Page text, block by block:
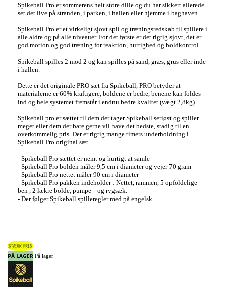
Spikeball Pro er sommerens helt store dille og du har sikkert allerede
set det live på stranden, i parken, i hallen eller hjemme i baghaven.
Spikeball Pro er et virkeligt sjovt spil og træningsredskab til spillere i
alle aldre og på alle niveauer. For det første er det rigtig sjovt, det er
god motion og god træning for reaktion, hurtighed og boldkontrol.
Spikeball spilles 2 mod 2 og kan spilles på sand, græs, grus eller inde
i hallen.
Dette er det originale PRO sæt fra Spikeball, PRO betyder at
materialerne er 60% kraftigere, boldene er bedre, benene kan foldes
ind og hele systemet fremstår i endnu bedre kvalitet (vægt 2,8kg).
Spikeball pro er sættet til dem der tager Spikeball seriøst og spiller
meget eller dem der bare gerne vil have det bedste, stadig til en
overkommelig pris. Der er rigtig mange timers underholdning i
Spikeball Pro original sæt .
- Spikeball Pro sættet er nemt og hurtigt at samle
- Spikeball Pro bolden måler 9,5 cm i diameter og vejer 70 gram
- Spikeball Pro nettet måler 90 cm i diameter
- Spikeball Pro pakken indeholder : Nettet, rammen, 5 opfoldelige
ben , 2 lækre bolde, pumpe og rygsæk.
- Der følger Spikeball spilleregler med på engelsk
På lager